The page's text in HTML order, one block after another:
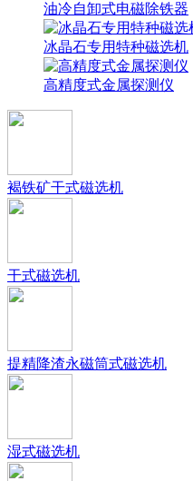
油冷自卸式电磁除铁器
冰晶石专用特种磁选机
高精度式金属探测仪
褐铁矿干式磁选机
干式磁选机
提精降渣永磁筒式磁选机
湿式磁选机